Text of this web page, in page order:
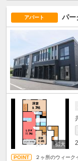
アパート パー
２ヶ所のウィーク